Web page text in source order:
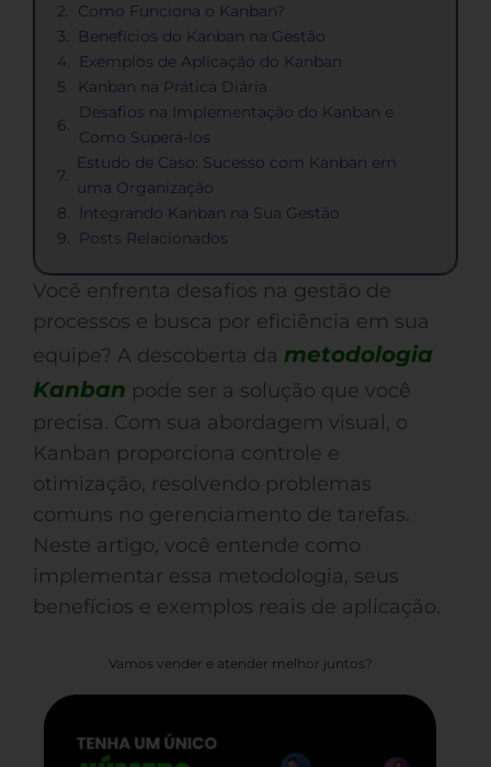
Como Funciona o Kanban?
Benefícios do Kanban na Gestão
Exemplos de Aplicação do Kanban
Kanban na Prática Diária
Desafios na Implementação do Kanban e
Como Superá-los
Estudo de Caso: Sucesso com Kanban em
uma Organização
Integrando Kanban na Sua Gestão
Posts Relacionados
Você enfrenta desafios na gestão de
processos e busca por eficiência em sua
equipe? A descoberta da metodologia
Kanban pode ser a solução que você
precisa. Com sua abordagem visual, o
Kanban proporciona controle e
otimização, resolvendo problemas
comuns no gerenciamento de tarefas.
Neste artigo, você entende como
implementar essa metodologia, seus
benefícios e exemplos reais de aplicação.
Vamos vender e atender melhor juntos?